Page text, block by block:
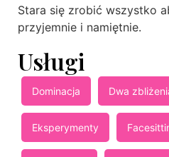
Stara się zrobić wszystko
przyjemnie i namiętnie.
Usługi
Dominacja Dwa
Eksperymenty